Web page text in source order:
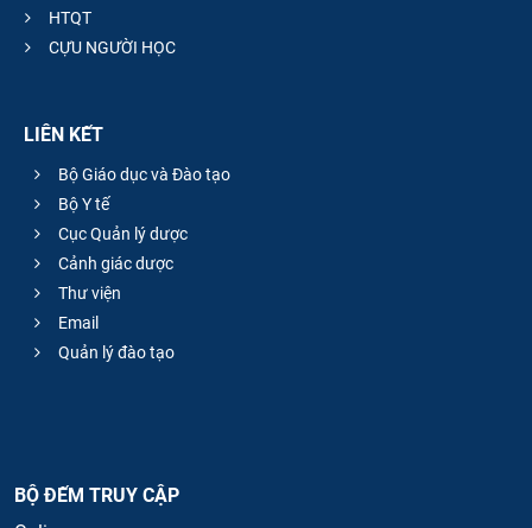
HTQT
CỰU NGƯỜI HỌC
LIÊN KẾT
Bộ Giáo dục và Đào tạo
Bộ Y tế
Cục Quản lý dược
Cảnh giác dược
Thư viện
Email
Quản lý đào tạo
BỘ ĐẾM TRUY CẬP